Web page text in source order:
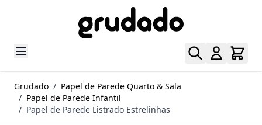
Grudado / Papel de Parede Quarto & Sala
/ Papel de Parede Infantil
/ Papel de Parede Listrado Estrelinhas